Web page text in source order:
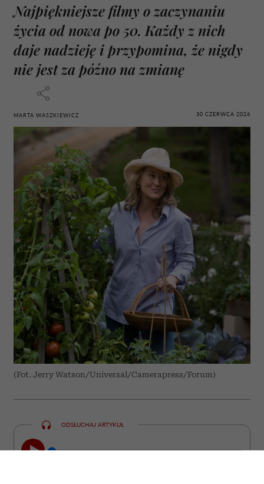
Najpiękniejsze filmy o zaczynaniu
życia od nowa po 50. Każdy z nich
daje nadzieję i przypomina, że nigdy
nie jest za późno na zmianę
MARTA WASZKIEWICZ 30 CZERWCA 2026
(Fot. Jerry Watson/Universal/Camerapress/Forum)
ODSŁUCHAJ ARTYKUŁ